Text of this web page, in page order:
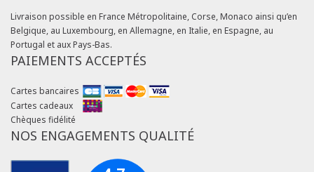
Livraison possible en France Métropolitaine, Corse, Monaco ainsi qu’en
Belgique, au Luxembourg, en Allemagne, en Italie, en Espagne, au
Portugal et aux Pays-Bas.
PAIEMENTS ACCEPTÉS
Cartes bancaires
Cartes cadeaux
Chèques fidélité
NOS ENGAGEMENTS QUALITÉ